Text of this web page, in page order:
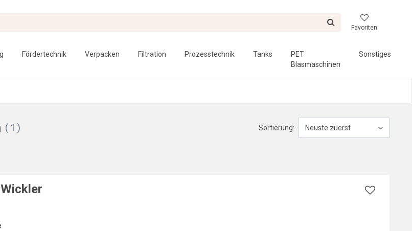
Favoriten
Fördertechnik Verpacken Filtration Prozesstechnik Tanks
PET
Blasmaschinen
Sonstiges
( 1 ) Sortierung: Neuste zuerst